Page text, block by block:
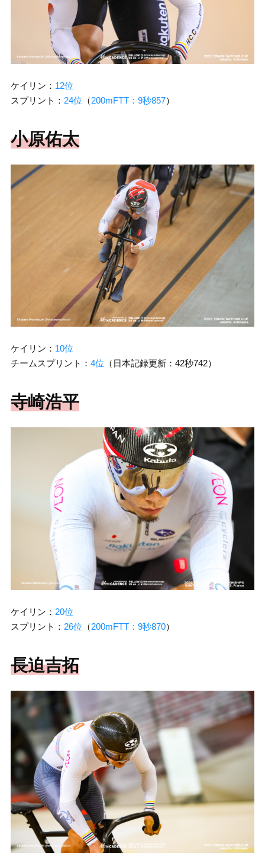
ケイリン： 12位
スプリント： 24位 （200mFTT：9秒857）
小原佑太
ケイリン： 10位
チームスプリント： 4位 （日本記録更新：42秒742）
寺崎浩平
ケイリン： 20位
スプリント： 26位 （200mFTT：9秒870）
長迫吉拓